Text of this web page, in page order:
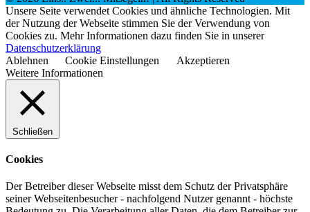
Unsere Seite verwendet Cookies und ähnliche Technologien. Mit
der Nutzung der Webseite stimmen Sie der Verwendung von
Cookies zu. Mehr Informationen dazu finden Sie in unserer
Datenschutzerklärung
Ablehnen
Cookie Einstellungen
Akzeptieren
Weitere Informationen
Schließen
Cookies
Der Betreiber dieser Webseite misst dem Schutz der Privatsphäre
seiner Webseitenbesucher - nachfolgend Nutzer genannt - höchste